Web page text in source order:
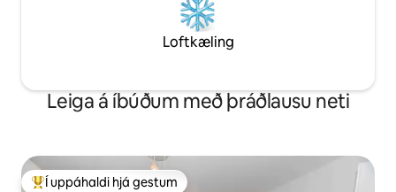
Loftkæling
Leiga á íbúðum með þráðlausu neti
Í uppáhaldi hjá gestum